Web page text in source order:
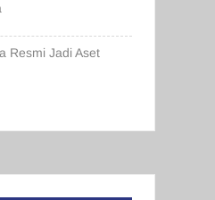
Resmi Jadi Aset